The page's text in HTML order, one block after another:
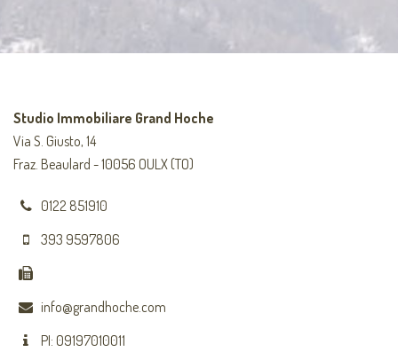
Studio Immobiliare Grand Hoche
Via S. Giusto, 14
Fraz. Beaulard - 10056 OULX (TO)
0122 851910
393 9597806
info@grandhoche.com
PI: 09197010011